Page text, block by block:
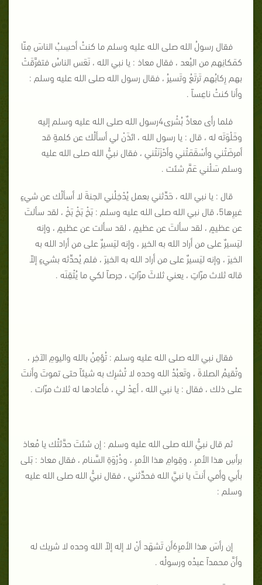
فقال رسولُ الله صلى الله عليه وسلم ما كنتُ أحسِبُ الناسَ مِنّا
كمَكانِهم من البُعد ، فقال معاذ : يا نبي الله ، نَعَس الناسُ فتفرَّقَتْ
بهم رِكابُهم تَرتَعُ وتَسيرُ ، فقال رسول الله صلى الله عليه وسلم :
وأنا كنتُ ناعِساً .
فلما رأى معاذٌ بُشْرى4رسول الله صلى الله عليه وسلم إليه
وخَلْوَتَه له ، قال : يا رسول الله ، ائذَنْ لي أسألُك عن كلمةٍ قد
أمرضَتْني وأسْقَمَتْني وأحْزَنَتْني ، فقال نبيُّ الله صلى الله عليه
وسلم سَلْني عَمَّ شئت .
قال : يا نبي الله ، حَدِّثني بعمل يُدْخِلُني الجنةَ لا أسألُك عن شيءٍ
غيرِها5، قال نبي الله صلى الله عليه وسلم : بَخْ بَخْ بَخْ ، لقد سألتَ
عن عظيمٍ ، لقد سألتَ عن عظيمٍ ، لقد سألت عن عظيمٍ ، وإنه
ليَسيرٌ على من أراد الله به الخير ، وإنه ليَسيرٌ على من أراد الله به
الخيرَ ، وإنه ليَسيرٌ على من أراد الله به الخيرَ ، فلم يُحدِّثه بشيءٍ إلاّ
قاله ثلاث مرّاتٍ ، يعني ثلاثَ مرّاتٍ ، حِرصاً لكي ما يُتْقِنَه .
فقال نبي الله صلى الله عليه وسلم : تُؤمِنُ بالله واليومِ الآخِر ،
وتُقيمُ الصلاةَ ، وتَعبُدُ الله وحده لا تُشرِك به شيئاً حتى تموتَ وأنتَ
على ذلك ، فقال : يا نبي الله ، أعِدْ لي ، فأعادها له ثلاث مرّات .
ثم قال نبيُّ الله صلى الله عليه وسلم : إن شئتَ حدَّثتُك يا مُعاذ
برأسِ هذا الأمرِ ، وقِوامِ هذا الأمرِ ، وذُرْوَةِ السَّنام ، فقال معاذ : بَلى
بأبي وأمي أنتَ يا نبيَّ الله فحدِّثني ، فقال نبيُّ الله صلى الله عليه
وسلم :
إن رأسَ هذا الأمرِ6أن تَشهَد أنْ لا إله إلاّ الله وحده لا شريك له
وأنَّ محمداً عبدُه ورسولُه .